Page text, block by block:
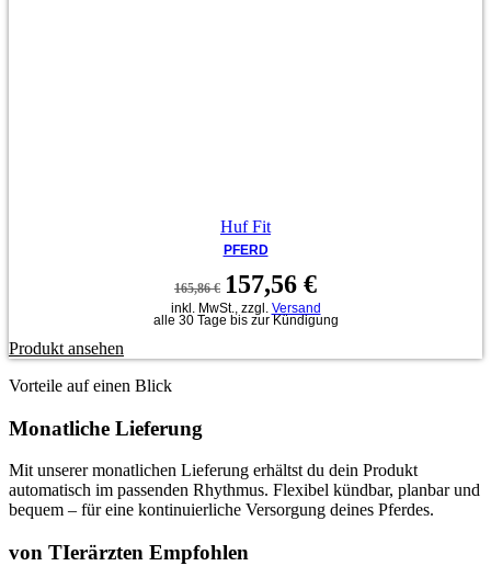
Huf Fit
PFERD
165,86€
Ursprünglicher
Preis
war:
157,56 €Aktueller
Preis
ist:
inkl. MwSt., zzgl. Versand
alle 30 Tage bis zur Kündigung
Produkt ansehen
Vorteile auf einen Blick
Monatliche Lieferung
Mit unserer monatlichen Lieferung erhältst du dein Produkt
automatisch im passenden Rhythmus. Flexibel kündbar, planbar und
bequem – für eine kontinuierliche Versorgung deines Pferdes.
von TIerärzten Empfohlen